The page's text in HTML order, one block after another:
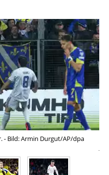
- Bild: Armin Durgut/AP/dpa